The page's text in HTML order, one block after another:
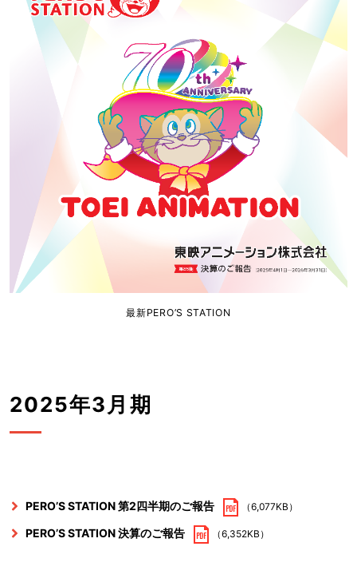
最新PERO’S STATION
2025年3月期
PERO’S STATION 第2四半期のご報告 （6,077KB）
PERO’S STATION 決算のご報告 （6,352KB）